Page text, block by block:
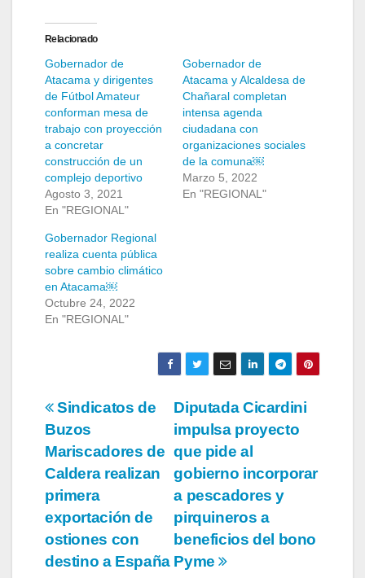
Relacionado
Gobernador de
Atacama y dirigentes
de Fútbol Amateur
conforman mesa de
trabajo con proyección
a concretar
construcción de un
complejo deportivo
Agosto 3, 2021
En "REGIONAL"
Gobernador de
Atacama y Alcaldesa de
Chañaral completan
intensa agenda
ciudadana con
organizaciones sociales
de la comuna￼
Marzo 5, 2022
En "REGIONAL"
Gobernador Regional
realiza cuenta pública
sobre cambio climático
en Atacama￼
Octubre 24, 2022
En "REGIONAL"
Navegación
de
entradas
Diputada Cicardini
impulsa proyecto
que pide al
gobierno incorporar
a pescadores y
pirquineros a
beneficios del bono
Pyme
Sindicatos de
Buzos
Mariscadores de
Caldera realizan
primera
exportación de
ostiones con
destino a España